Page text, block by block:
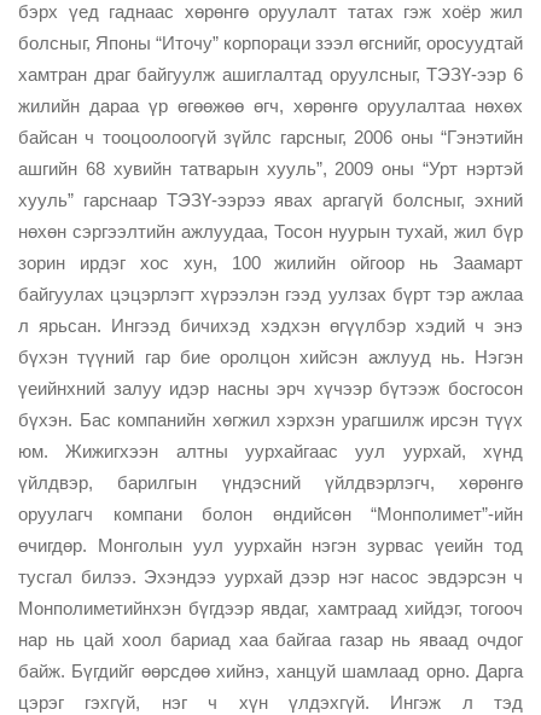
бэрх үед гаднаас хөрөнгө оруулалт татах гэж хоёр жил
болсныг, Японы “Иточу” корпораци зээл өгснийг, оросуудтай
хамтран драг байгуулж ашиглалтад оруулсныг, ТЭЗҮ-ээр 6
жилийн дараа үр өгөөжөө өгч, хөрөнгө оруулалтаа нөхөх
байсан ч тооцоолоогүй зүйлс гарсныг, 2006 оны “Гэнэтийн
ашгийн 68 хувийн татварын хууль”, 2009 оны “Урт нэртэй
хууль” гарснаар ТЭЗҮ-ээрээ явах аргагүй болсныг, эхний
нөхөн сэргээлтийн ажлуудаа, Тосон нуурын тухай, жил бүр
зорин ирдэг хос хун, 100 жилийн ойгоор нь Заамарт
байгуулах цэцэрлэгт хүрээлэн гээд уулзах бүрт тэр ажлаа
л ярьсан. Ингээд бичихэд хэдхэн өгүүлбэр хэдий ч энэ
бүхэн түүний гар бие оролцон хийсэн ажлууд нь. Нэгэн
үеийнхний залуу идэр насны эрч хүчээр бүтээж босгосон
бүхэн. Бас компанийн хөгжил хэрхэн урагшилж ирсэн түүх
юм. Жижигхээн алтны уурхайгаас уул уурхай, хүнд
үйлдвэр, барилгын үндэсний үйлдвэрлэгч, хөрөнгө
оруулагч компани болон өндийсөн “Монполимет”-ийн
өчигдөр. Монголын уул уурхайн нэгэн зурвас үеийн тод
тусгал билээ. Эхэндээ уурхай дээр нэг насос эвдэрсэн ч
Монполиметийнхэн бүгдээр явдаг, хамтраад хийдэг, тогооч
нар нь цай хоол бариад хаа байгаа газар нь яваад очдог
байж. Бүгдийг өөрсдөө хийнэ, ханцуй шамлаад орно. Дарга
цэрэг гэхгүй, нэг ч хүн үлдэхгүй. Ингэж л тэд